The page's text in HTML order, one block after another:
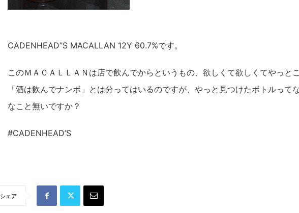
CADENHEAD”S MACALLAN 12Y 60.7%です。
このＭＡＣＡＬＬＡＮは店で飲んでからというもの、欲しくて欲しくてやっと
「酒は飲んでナンボ」とは分ってはいるのですが、やっと見つけたボトルって
なこと無いですか？
#CADENHEAD’S
シェア